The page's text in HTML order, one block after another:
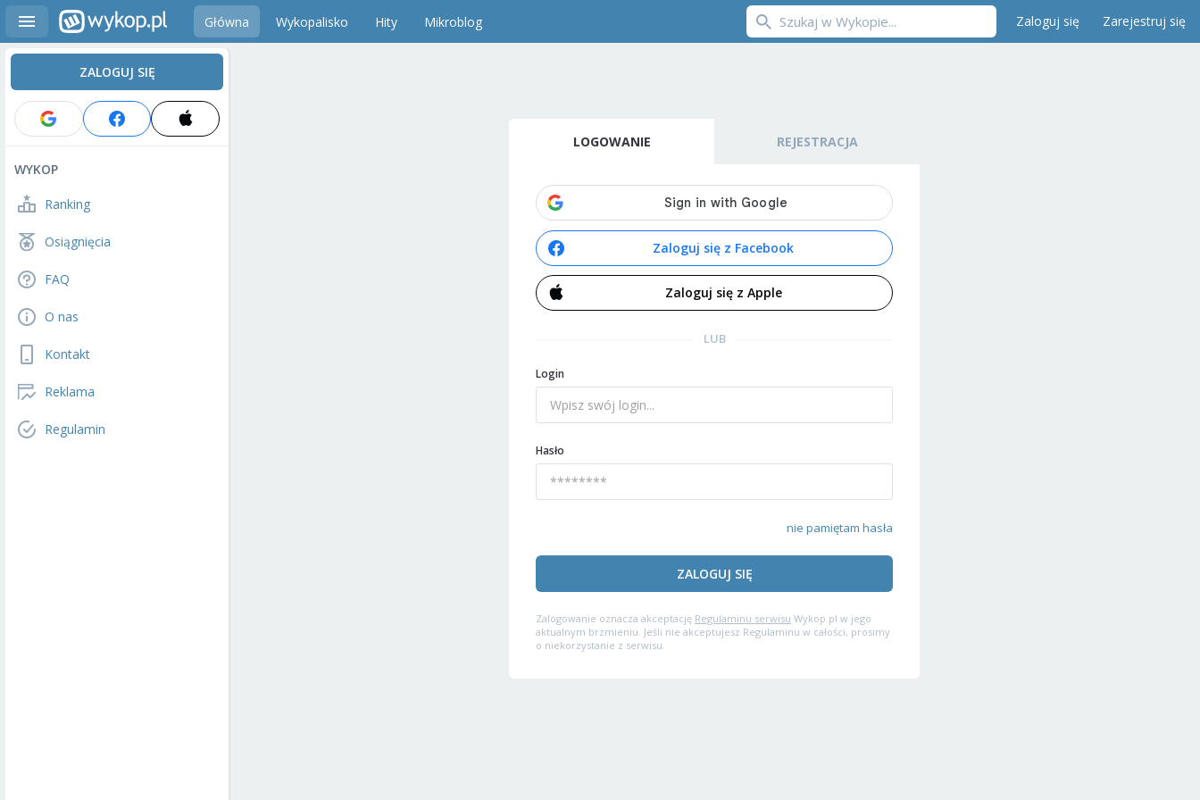
Główna Wykopalisko Hity Mikroblog Zaloguj się Zarejestruj się
ZALOGUJ SIĘ
WYKOP
Ranking
Osiągnięcia
FAQ
O nas
Kontakt
Reklama
Regulamin
LOGOWANIE REJESTRACJA
Zaloguj się z Facebook
Zaloguj się z Apple
LUB
Login
Hasło
nie pamiętam hasła
ZALOGUJ SIĘ
Zalogowanie oznacza akceptację Regulaminu serwisu Wykop.pl w jego
aktualnym brzmieniu. Jeśli nie akceptujesz Regulaminu w całości, prosimy
o niekorzystanie z serwisu.